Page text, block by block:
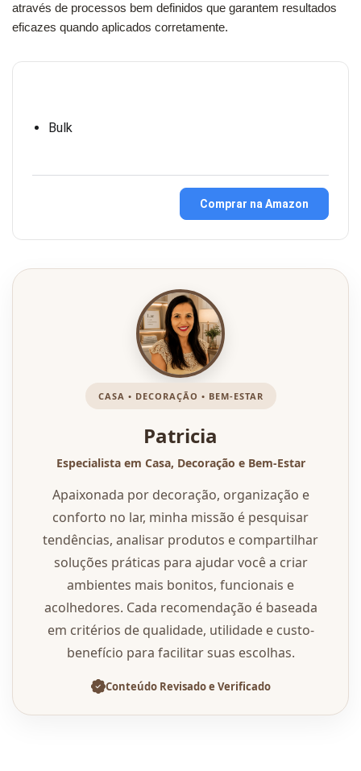
através de processos bem definidos que garantem resultados
eficazes quando aplicados corretamente.
Bulk
Comprar na Amazon
CASA • DECORAÇÃO • BEM-ESTAR
Patricia
Especialista em Casa, Decoração e Bem-Estar
Apaixonada por decoração, organização e
conforto no lar, minha missão é pesquisar
tendências, analisar produtos e compartilhar
soluções práticas para ajudar você a criar
ambientes mais bonitos, funcionais e
acolhedores. Cada recomendação é baseada
em critérios de qualidade, utilidade e custo-
benefício para facilitar suas escolhas.
Conteúdo Revisado e Verificado